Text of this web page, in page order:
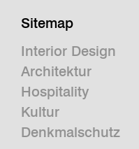
Sitemap
Interior Design
Architektur
Hospitality
Kultur
Denkmalschutz